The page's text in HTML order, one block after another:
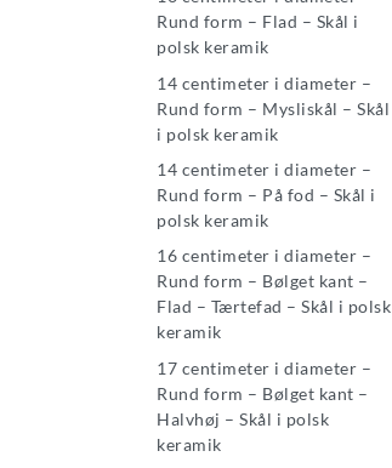
Rund form – Flad – Skål i
polsk keramik
14 centimeter i diameter –
Rund form – Mysliskål – Skål
i polsk keramik
14 centimeter i diameter –
Rund form – På fod – Skål i
polsk keramik
16 centimeter i diameter –
Rund form – Bølget kant –
Flad – Tærtefad – Skål i polsk
keramik
17 centimeter i diameter –
Rund form – Bølget kant –
Halvhøj – Skål i polsk
keramik